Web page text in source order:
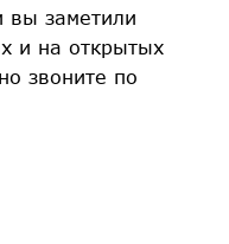
вы заметили
и на открытых
звоните по